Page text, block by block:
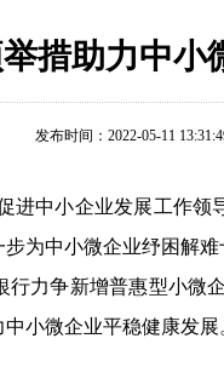
措助力中小
发布时间：2022-05-11
进中小企业发展工作
为中小微企业纾困解
行力争新增普惠型小
小微企业平稳健康发展